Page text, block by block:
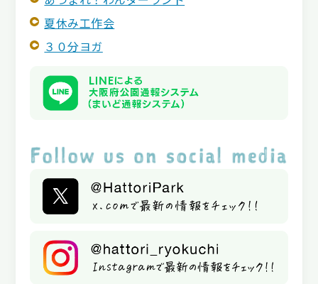
夏休み工作会
３０分ヨガ